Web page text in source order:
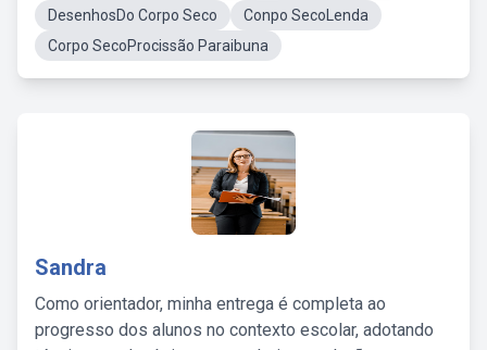
DesenhosDo Corpo Seco
Conpo SecoLenda
Corpo SecoProcissão Paraibuna
Sandra
Como orientador, minha entrega é completa ao
progresso dos alunos no contexto escolar, adotando